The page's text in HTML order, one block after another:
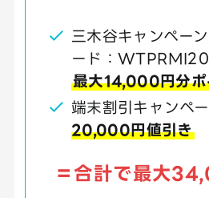
三木谷キャンペー
ード：
最大14,000円分ポ
端末割引キャンペ
20,000円値引き
＝合計で最大